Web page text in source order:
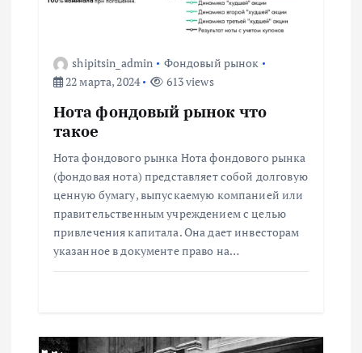
я
shipitsin_admin
Фондовый рынок
22 марта, 2024
613 views
Нота фондовый рынок что
такое
Нота фондового рынка Нота фондового рынка
(фондовая нота) представляет собой долговую
ценную бумагу, выпускаемую компанией или
правительственным учреждением с целью
привлечения капитала. Она дает инвесторам
указанное в документе право на…